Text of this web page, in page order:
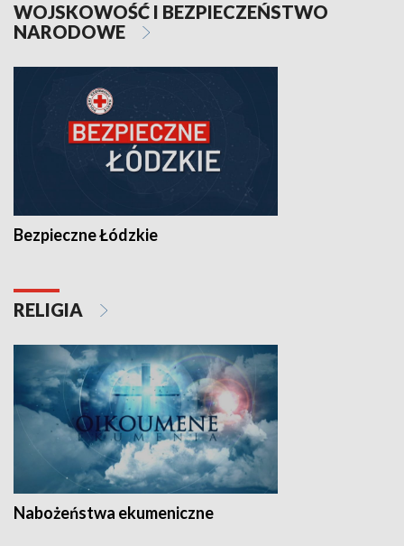
WOJSKOWOŚĆ I BEZPIECZEŃSTWO
NARODOWE
Bezpieczne Łódzkie
RELIGIA
Nabożeństwa ekumeniczne